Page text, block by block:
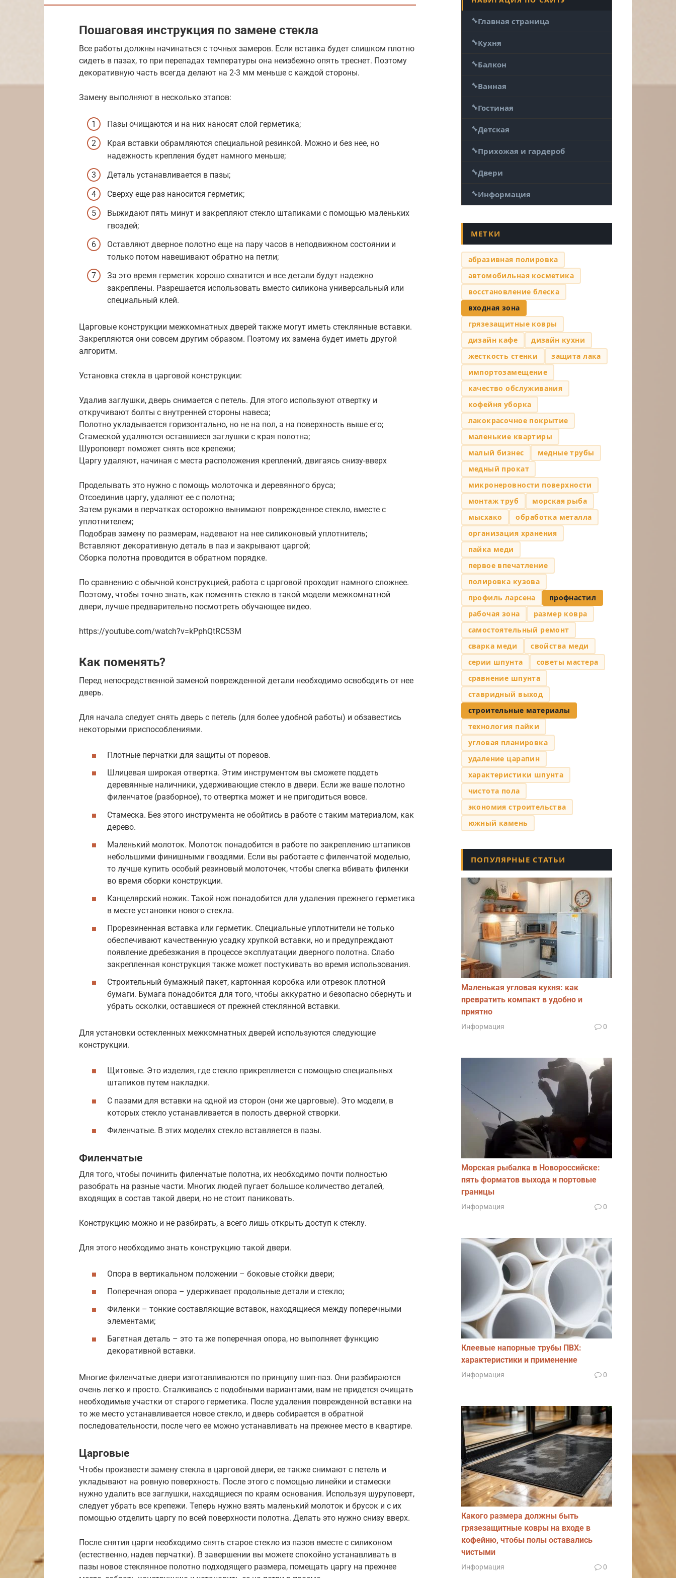
Пошаговая инструкция по замене стекла
Все работы должны начинаться с точных замеров. Если вставка будет слишком плотно
сидеть в пазах, то при перепадах температуры она неизбежно опять треснет. Поэтому
декоративную часть всегда делают на 2-3 мм меньше с каждой стороны.
Замену выполняют в несколько этапов:
Пазы очищаются и на них наносят слой герметика;
Края вставки обрамляются специальной резинкой. Можно и без нее, но
надежность крепления будет намного меньше;
Деталь устанавливается в пазы;
Сверху еще раз наносится герметик;
Выжидают пять минут и закрепляют стекло штапиками с помощью маленьких
гвоздей;
Оставляют дверное полотно еще на пару часов в неподвижном состоянии и
только потом навешивают обратно на петли;
За это время герметик хорошо схватится и все детали будут надежно
закреплены. Разрешается использовать вместо силикона универсальный или
специальный клей.
Царговые конструкции межкомнатных дверей также могут иметь стеклянные вставки.
Закрепляются они совсем другим образом. Поэтому их замена будет иметь другой
алгоритм.
Установка стекла в царговой конструкции:
Удалив заглушки, дверь снимается с петель. Для этого используют отвертку и
откручивают болты с внутренней стороны навеса;
Полотно укладывается горизонтально, но не на пол, а на поверхность выше его;
Стамеской удаляются оставшиеся заглушки с края полотна;
Шуроповерт поможет снять все крепежи;
Царгу удаляют, начиная с места расположения креплений, двигаясь снизу-вверх
Проделывать это нужно с помощь молоточка и деревянного бруса;
Отсоединив царгу, удаляют ее с полотна;
Затем руками в перчатках осторожно вынимают поврежденное стекло, вместе с
уплотнителем;
Подобрав замену по размерам, надевают на нее силиконовый уплотнитель;
Вставляют декоративную деталь в паз и закрывают царгой;
Сборка полотна проводится в обратном порядке.
По сравнению с обычной конструкцией, работа с царговой проходит намного сложнее.
Поэтому, чтобы точно знать, как поменять стекло в такой модели межкомнатной
двери, лучше предварительно посмотреть обучающее видео.
https://youtube.com/watch?v=kPphQtRC53M
Как поменять?
Перед непосредственной заменой поврежденной детали необходимо освободить от нее
дверь.
Для начала следует снять дверь с петель (для более удобной работы) и обзавестись
некоторыми приспособлениями.
Плотные перчатки для защиты от порезов.
Шлицевая широкая отвертка. Этим инструментом вы сможете поддеть
деревянные наличники, удерживающие стекло в двери. Если же ваше полотно
филенчатое (разборное), то отвертка может и не пригодиться вовсе.
Стамеска. Без этого инструмента не обойтись в работе с таким материалом, как
дерево.
Маленький молоток. Молоток понадобится в работе по закреплению штапиков
небольшими финишными гвоздями. Если вы работаете с филенчатой моделью,
то лучше купить особый резиновый молоточек, чтобы слегка вбивать филенки
во время сборки конструкции.
Канцелярский ножик. Такой нож понадобится для удаления прежнего герметика
в месте установки нового стекла.
Прорезиненная вставка или герметик. Специальные уплотнители не только
обеспечивают качественную усадку хрупкой вставки, но и предупреждают
появление дребезжания в процессе эксплуатации дверного полотна. Слабо
закрепленная конструкция также может постукивать во время использования.
Строительный бумажный пакет, картонная коробка или отрезок плотной
бумаги. Бумага понадобится для того, чтобы аккуратно и безопасно обернуть и
убрать осколки, оставшиеся от прежней стеклянной вставки.
Для установки остекленных межкомнатных дверей используются следующие
конструкции.
Щитовые. Это изделия, где стекло прикрепляется с помощью специальных
штапиков путем накладки.
С пазами для вставки на одной из сторон (они же царговые). Это модели, в
которых стекло устанавливается в полость дверной створки.
Филенчатые. В этих моделях стекло вставляется в пазы.
Филенчатые
Для того, чтобы починить филенчатые полотна, их необходимо почти полностью
разобрать на разные части. Многих людей пугает большое количество деталей,
входящих в состав такой двери, но не стоит паниковать.
Конструкцию можно и не разбирать, а всего лишь открыть доступ к стеклу.
Для этого необходимо знать конструкцию такой двери.
Опора в вертикальном положении – боковые стойки двери;
Поперечная опора – удерживает продольные детали и стекло;
Филенки – тонкие составляющие вставок, находящиеся между поперечными
элементами;
Багетная деталь – это та же поперечная опора, но выполняет функцию
декоративной вставки.
Многие филенчатые двери изготавливаются по принципу шип-паз. Они разбираются
очень легко и просто. Сталкиваясь с подобными вариантами, вам не придется очищать
необходимые участки от старого герметика. После удаления поврежденной вставки на
то же место устанавливается новое стекло, и дверь собирается в обратной
последовательности, после чего ее можно устанавливать на прежнее место в квартире.
Царговые
Чтобы произвести замену стекла в царговой двери, ее также снимают с петель и
укладывают на ровную поверхность. После этого с помощью линейки и стамески
нужно удалить все заглушки, находящиеся по краям основания. Используя шуруповерт,
следует убрать все крепежи. Теперь нужно взять маленький молоток и брусок и с их
помощью отделить царгу по всей поверхности полотна. Делать это нужно снизу вверх.
После снятия царги необходимо снять старое стекло из пазов вместе с силиконом
(естественно, надев перчатки). В завершении вы можете спокойно устанавливать в
пазы новое стеклянное полотно подходящего размера, помещать царгу на прежнее
Главная страница
Кухня
Балкон
Ванная
Гостиная
Детская
Прихожая и гардероб
Двери
Информация
МЕТКИ
абразивная полировка
автомобильная косметика
восстановление блеска
входная зона
грязезащитные ковры
дизайн кафе
дизайн кухни
жесткость стенки
защита лака
импортозамещение
качество обслуживания
кофейня уборка
лакокрасочное покрытие
маленькие квартиры
малый бизнес
медные трубы
медный прокат
микронеровности поверхности
монтаж труб
морская рыба
мысхако
обработка металла
организация хранения
пайка меди
первое впечатление
полировка кузова
профиль ларсена
профнастил
рабочая зона
размер ковра
самостоятельный ремонт
сварка меди
свойства меди
серии шпунта
советы мастера
сравнение шпунта
ставридный выход
строительные материалы
технология пайки
угловая планировка
удаление царапин
характеристики шпунта
чистота пола
экономия строительства
южный камень
ПОПУЛЯРНЫЕ СТАТЬИ
Маленькая угловая кухня: как
превратить компакт в удобно и
приятно
Информация 0
Морская рыбалка в Новороссийске:
пять форматов выхода и портовые
границы
Информация 0
Клеевые напорные трубы ПВХ:
характеристики и применение
Информация 0
Какого размера должны быть
грязезащитные ковры на входе в
кофейню, чтобы полы оставались
чистыми
Информация 0